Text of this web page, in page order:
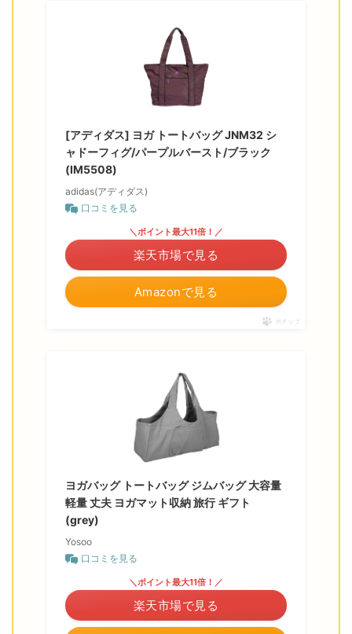
[アディダス] ヨガ トートバッグ JNM32 シ
ャドーフィグ/パープルバースト/ブラック
(IM5508)
adidas(アディダス)
口コミを見る
Amazonで見る
＼ポイント最大11倍！／
楽天市場で見る
ポチップ
ヨガバッグ トートバッグ ジムバッグ 大容量
軽量 丈夫 ヨガマット収納 旅行 ギフト
(grey)
Yosoo
口コミを見る
＼ポイント最大11倍！／
楽天市場で見る